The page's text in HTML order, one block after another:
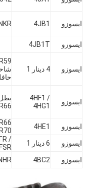
مراقبة الجودة
اتصل بنا
الدردشة الآن
كامل الاسطوانة
محرك الاسطوانة
ايسوزو 4JB1
NKR
ايسوزو 4JB1T
ايسوزو 4 دينار 1
ايسوزو
4HF1 /
4HG1
ايسوزو 4HE1
ايسوزو 6 دينار 1
/
FSR
ايسوزو 4BC2